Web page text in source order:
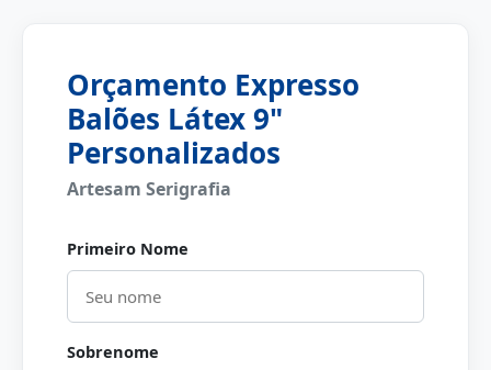
Orçamento Expresso
Balões Látex 9"
Personalizados
Artesam Serigrafia
Primeiro Nome
Sobrenome